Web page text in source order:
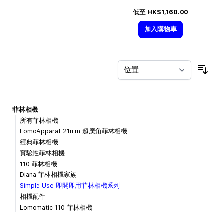
低至 HK$1,160.00
加入購物車
菲林相機
所有菲林相機
LomoApparat 21mm 超廣角菲林相機
經典菲林相機
實驗性菲林相機
110 菲林相機
Diana 菲林相機家族
Simple Use 即開即用菲林相機系列
相機配件
Lomomatic 110 菲林相機